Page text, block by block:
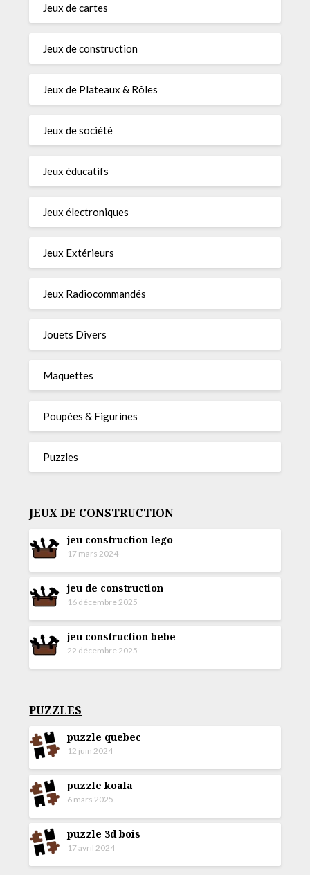
Jeux de cartes
Jeux de construction
Jeux de Plateaux & Rôles
Jeux de société
Jeux éducatifs
Jeux électroniques
Jeux Extérieurs
Jeux Radiocommandés
Jouets Divers
Maquettes
Poupées & Figurines
Puzzles
JEUX DE CONSTRUCTION
jeu construction lego
17 mars 2024
jeu de construction
16 décembre 2025
jeu construction bebe
22 décembre 2025
PUZZLES
puzzle quebec
12 juin 2024
puzzle koala
6 mars 2025
puzzle 3d bois
17 avril 2024